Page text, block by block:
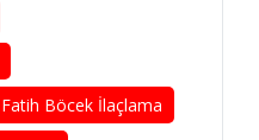
Fatih Böcek İlaçlama